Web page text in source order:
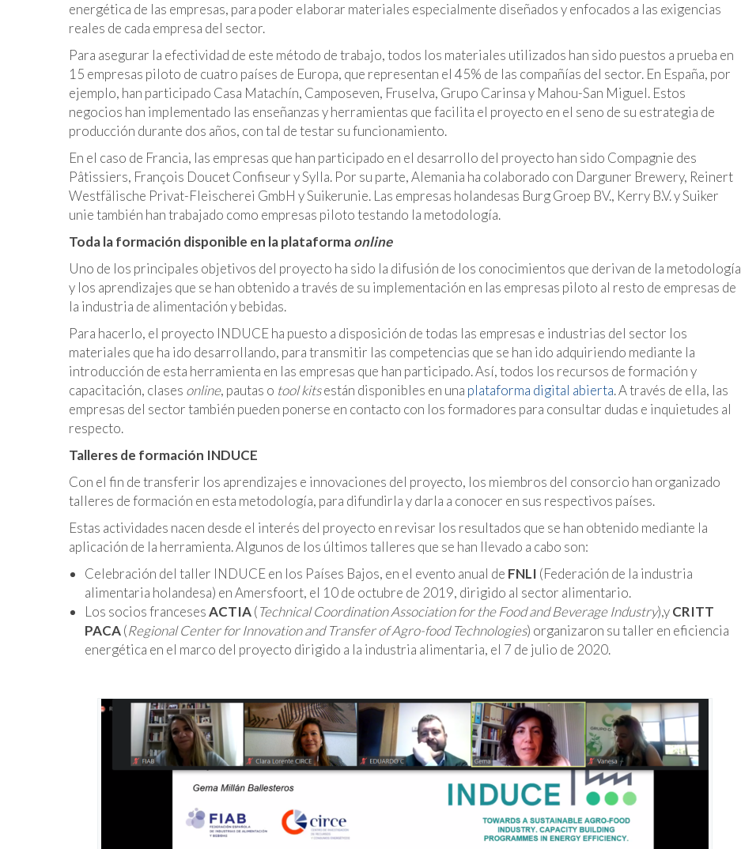
energética de las empresas, para poder elaborar materiales especialmente diseñados y enfocados a las exigencias
reales de cada empresa del sector.
Para asegurar la efectividad de este método de trabajo, todos los materiales utilizados han sido puestos a prueba en
15 empresas piloto de cuatro países de Europa, que representan el 45% de las compañías del sector. En España, por
ejemplo, han participado Casa Matachín, Camposeven, Fruselva, Grupo Carinsa y Mahou-San Miguel. Estos
negocios han implementado las enseñanzas y herramientas que facilita el proyecto en el seno de su estrategia de
producción durante dos años, con tal de testar su funcionamiento.
En el caso de Francia, las empresas que han participado en el desarrollo del proyecto han sido Compagnie des
Pâtissiers, François Doucet Confiseur y Sylla. Por su parte, Alemania ha colaborado con Darguner Brewery, Reinert
Westfälische Privat-Fleischerei GmbH y Suikerunie. Las empresas holandesas Burg Groep BV., Kerry B.V. y Suiker
unie también han trabajado como empresas piloto testando la metodología.
Toda la formación disponible en la plataformaonline
Uno de los principales objetivos del proyecto ha sido la difusión de los conocimientos que derivan de la metodología
y los aprendizajes que se han obtenido a través de su implementación en las empresas piloto al resto de empresas de
la industria de alimentación y bebidas.
Para hacerlo, el proyecto INDUCE ha puesto a disposición de todas las empresas e industrias del sector los
materiales que ha ido desarrollando, para transmitir las competencias que se han ido adquiriendo mediante la
introducción de esta herramienta en las empresas que han participado. Así, todos los recursos de formación y
capacitación, clases online, pautas o toolkitsestán disponibles en una plataforma digital abierta. A través de ella, las
empresas del sector también pueden ponerse en contacto con los formadores para consultar dudas e inquietudes al
respecto.
Talleres de formación INDUCE
Con el fin de transferir los aprendizajes e innovaciones del proyecto, los miembros del consorcio han organizado
talleres de formación en esta metodología, para difundirla y darla a conocer en sus respectivos países.
Estas actividades nacen desde el interés del proyecto en revisar los resultados que se han obtenido mediante la
aplicación de la herramienta. Algunos de los últimos talleres que se han llevado a cabo son:
Celebración del taller INDUCE en los Países Bajos, en el evento anual de FNLI (Federación de la industria
alimentaria holandesa) en Amersfoort, el 10 de octubre de 2019, dirigido al sector alimentario.
Los socios francesesACTIA(Technical Coordination Association for the Food and Beverage Industry),yCRITT
PACA(Regional Center for Innovation and Transfer of Agro-food Technologies) organizaron su taller en eficiencia
energética en el marco del proyecto dirigido a la industria alimentaria, el 7 de julio de 2020.